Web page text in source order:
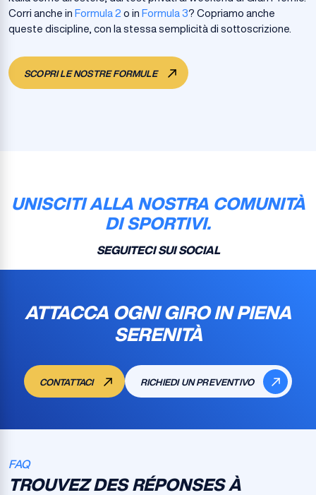
Corri anche in Formula 2 o in Formula 3? Copriamo anche
queste discipline, con la stessa semplicità di sottoscrizione.
SCOPRI LE NOSTRE FORMULE
UNISCITI ALLA NOSTRA COMUNITÀ
DI SPORTIVI.
SEGUITECI SUI SOCIAL
ATTACCA OGNI GIRO IN PIENA
SERENITÀ
CONTATTACI RICHIEDI UN PREVENTIVO
FAQ
TROUVEZ DES RÉPONSES À